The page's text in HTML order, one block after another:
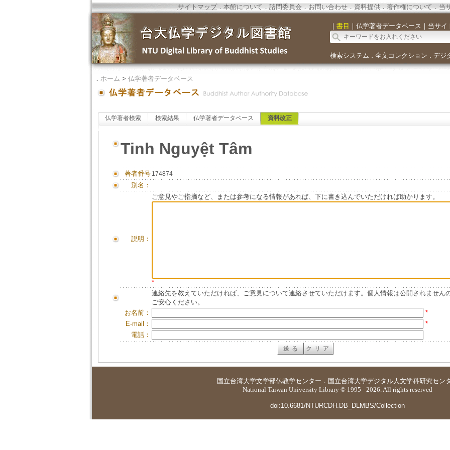
サイトマップ．本館について．諮問委員会． お問い合わせ． 資料提供．著作権について．当
｜ 書目 ｜ 仏学著者データベース ｜ 当サイ
検索システム ． 全文コレクション ． デジ
． ホーム > 仏学著者データベース
仏学著者検索 検索結果 仏学著者データベース 資料改正
Tinh Nguyệt Tâm
著者番号 174874
別名：
説明：
ご意見やご指摘など、または参考になる情報があれば、下に書き込んでいただければ助かります。
*
連絡先を教えていただければ、ご意見について連絡させていただけます。個人情報は公開されません
ご安心ください。
お名前：
*
E-mail：
*
電話：
国立台湾大学文学部仏教学センター ． 国立台湾大学デジタル人文学科研究セン
National Taiwan University Library © 1995 - 2026. All rights reserved
doi:10.6681/NTURCDH.DB_DLMBS/Collection